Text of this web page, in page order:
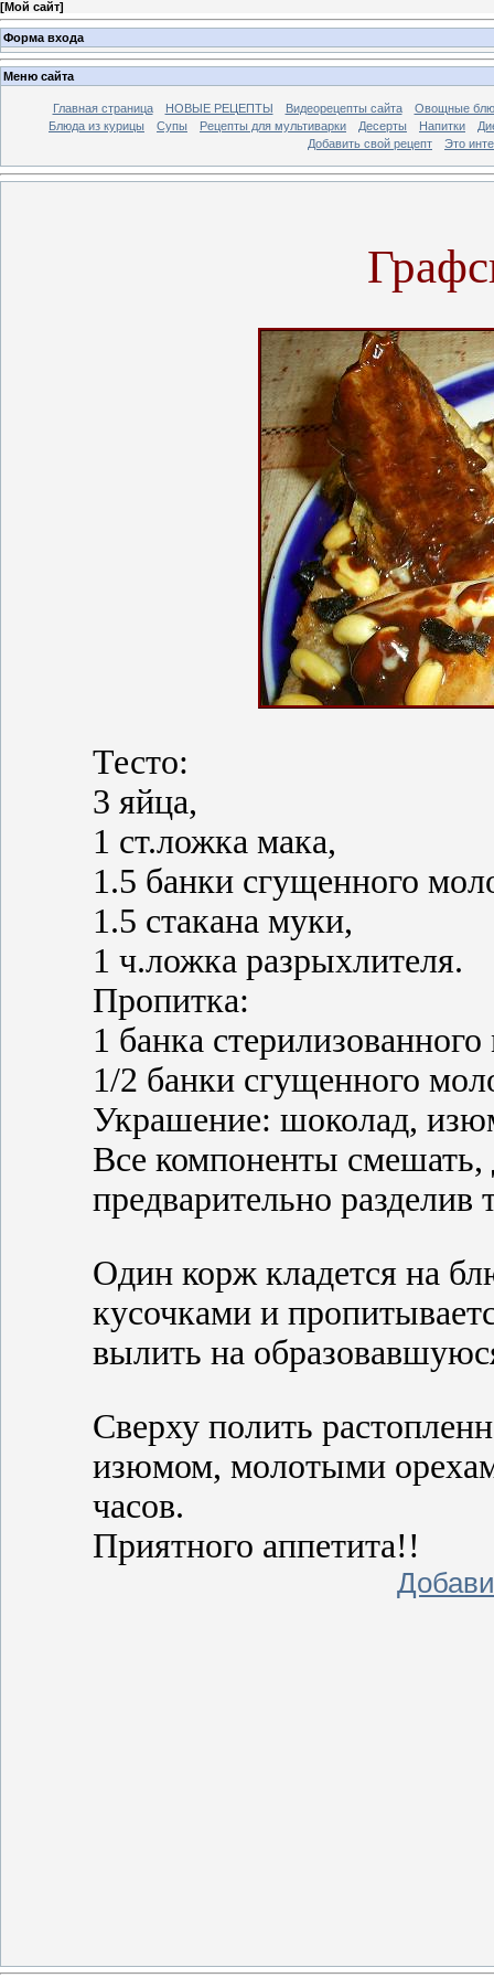
[Мой сайт]
Форма входа
Меню сайта
Главная страница НОВЫЕ РЕЦЕПТЫ Видеорецепты сайта
Овощные
Блюда из курицы
Супы Рецепты для мультиварки Десерты Напитки
Добавить свой рецепт
Это
Тесто:
3 яйца,
1 ст.ложка мака,
1.5 банки сгущенного
1.5 стакана муки,
1 ч.ложка разрыхлителя.
Пропитка:
1 банка
1/2 банки сгущенного
Украшение: шоколад,
Все компоненты смешать,
предварительно разделив
Один корж кладется на
кусочками и
вылить на
Сверху полить
изюмом, молотыми
часов.
Приятного аппетита!!